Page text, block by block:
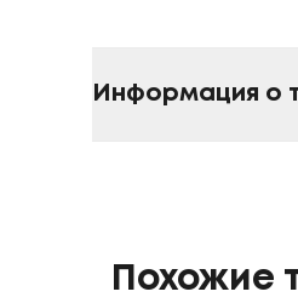
Информация о
Похожие